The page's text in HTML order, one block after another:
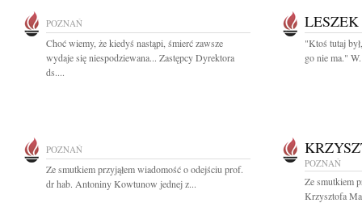
POZNAŃ
Choć wiemy, że kiedyś nastąpi, śmierć zawsze
wydaje się niespodziewana... Zastępcy Dyrektora
ds....
"Ktoś tutaj
go nie ma."
POZNAŃ
Ze smutkiem przyjąłem wiadomość o odejściu prof.
dr hab. Antoniny Kowtunow jednej z...
POZNAŃ
Ze smutkiem
Krzysztofa